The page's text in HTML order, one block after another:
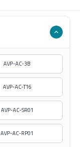
AVP-AC-3B
AVP-AC-T16
AVP-AC-SR01
AVP-AC-RP01